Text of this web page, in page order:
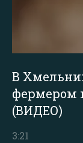
В
фермером
(ВИДЕО)
3:21